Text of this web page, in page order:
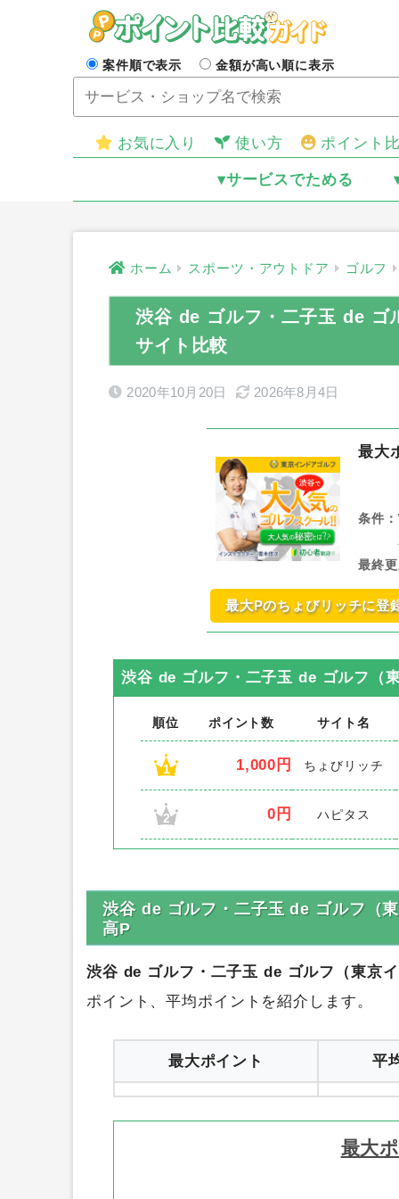
案件順で表示 金額が高い順に表示
お気に入り 使い方 ポイント
▾サービスでためる
ホーム スポーツ・アウトドア ゴルフ
渋谷 de ゴルフ・二子玉 de ゴ
サイト比較
2020年10月20日 2026年8月4日
最大
条件：
最終
最大Pのちょびリッチに登
渋谷 de ゴルフ・二子玉 de ゴルフ（
順位 ポイント数 サイト名
1 1,000円 ちょびリッチ
2 0円 ハピタス
渋谷 de ゴルフ・二子玉 de ゴルフ（
渋谷 de ゴルフ・二子玉 de ゴルフ（東京
平